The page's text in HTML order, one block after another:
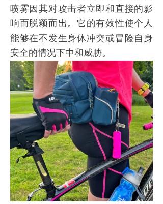
喷雾 因其对攻击者立即和直接的影
响而脱颖而出。它的有效性使个人
能够在不发生身体冲突或冒险自身
安全的情况下中和威胁。